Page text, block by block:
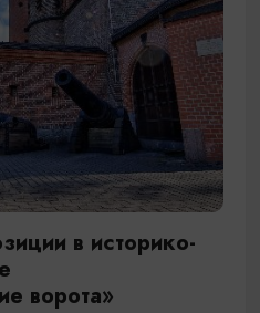
в историко-
ворота»